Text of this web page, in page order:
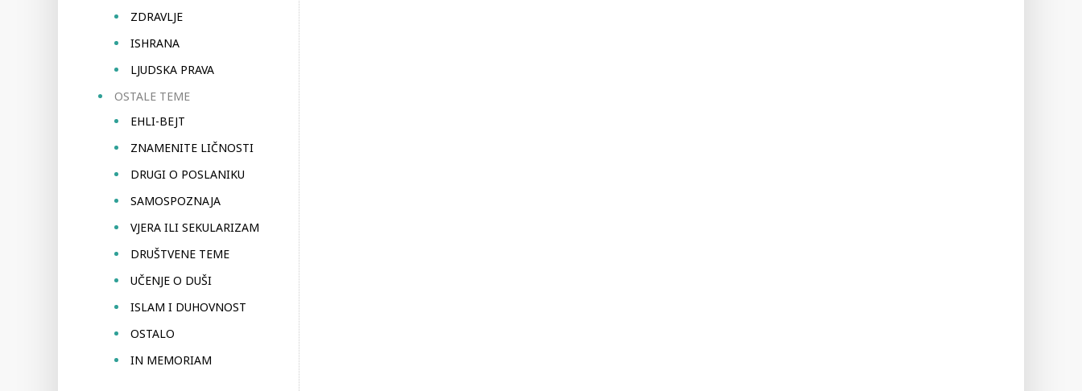
ZDRAVLJE
ISHRANA
LJUDSKA PRAVA
OSTALE TEME
EHLI-BEJT
ZNAMENITE LIČNOSTI
DRUGI O POSLANIKU
SAMOSPOZNAJA
VJERA ILI SEKULARIZAM
DRUŠTVENE TEME
UČENJE O DUŠI
ISLAM I DUHOVNOST
OSTALO
IN MEMORIAM